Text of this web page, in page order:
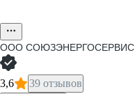
ООО СОЮЗЭНЕРГОСЕРВИС
3,6 39 отзывов